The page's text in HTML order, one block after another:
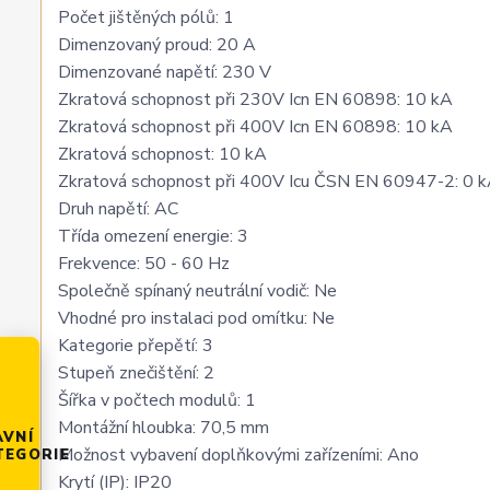
Počet jištěných pólů: 1
Dimenzovaný proud: 20 A
Dimenzované napětí: 230 V
Zkratová schopnost při 230V Icn EN 60898: 10 kA
Zkratová schopnost při 400V Icn EN 60898: 10 kA
Zkratová schopnost: 10 kA
Zkratová schopnost při 400V Icu ČSN EN 60947-2: 0
Druh napětí: AC
Třída omezení energie: 3
Frekvence: 50 - 60 Hz
Společně spínaný neutrální vodič: Ne
Vhodné pro instalaci pod omítku: Ne
Kategorie přepětí: 3
Stupeň znečištění: 2
Šířka v počtech modulů: 1
Montážní hloubka: 70,5 mm
Možnost vybavení doplňkovými zařízeními: Ano
Krytí (IP): IP20